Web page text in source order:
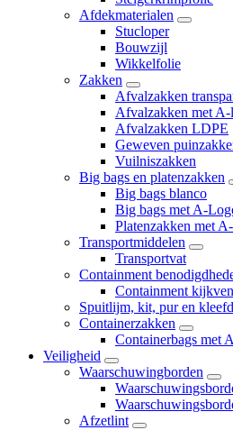
Afdekmaterialen
Stucloper
Bouwzijl
Wikkelfolie
Zakken
Afvalzakken
Afvalzakken met A-
Afvalzakken LDPE
Geweven
Vuilniszakken
Big bags en platenzakken
Big bags blanco
Big bags met A-
Platenzakken met
Transportmiddelen
Transportvat
Containment
Containment
Spuitlijm, kit, pur en
Containerzakken
Containerbags met
Veiligheid
Waarschuwingborden
Afzetlint